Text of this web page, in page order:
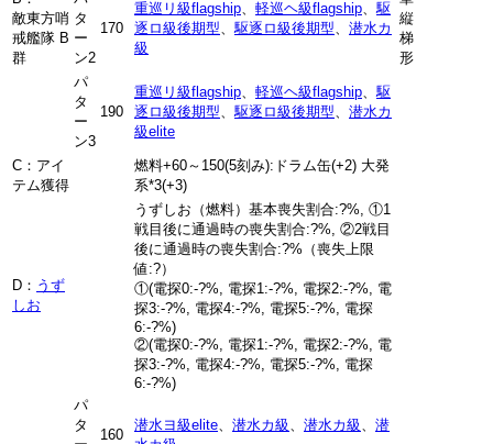
敵東方哨
戒艦隊 B
群
縦
梯
形
タ
ー
ン2
170
重巡リ級flagship 軽巡ヘ級flagship
駆
逐ロ級後期型
駆逐ロ級後期型
潜水カ
級
パ
タ
ー
ン3
190
重巡リ級flagship 軽巡ヘ級flagship
駆
逐ロ級後期型
駆逐ロ級後期型
潜水カ
級elite
C：アイ
テム獲得
燃料+60～150(5刻み):ドラム缶(+2) 大発
系*3(+3)
D： うず
しお
うずしお（燃料）基本喪失割合:?%, ①1
戦目後に通過時の喪失割合:?%, ②2戦目
後に通過時の喪失割合:?%（喪失上限
値:?）
①(電探0:-?%, 電探1:-?%, 電探2:-?%, 電
探3:-?%, 電探4:-?%, 電探5:-?%, 電探
6:-?%)
②(電探0:-?%, 電探1:-?%, 電探2:-?%, 電
探3:-?%, 電探4:-?%, 電探5:-?%, 電探
6:-?%)
パ
タ
160
潜水ヨ級elite 潜水カ級 潜水カ級
潜